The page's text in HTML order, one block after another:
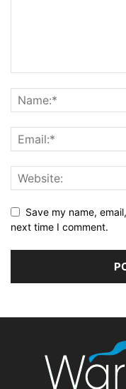
Save my name,
next time I comment.